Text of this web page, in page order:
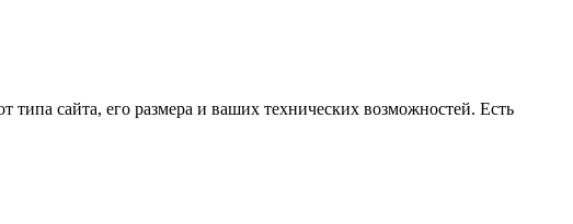
сайта, его размера и ваших технических возможностей. Есть